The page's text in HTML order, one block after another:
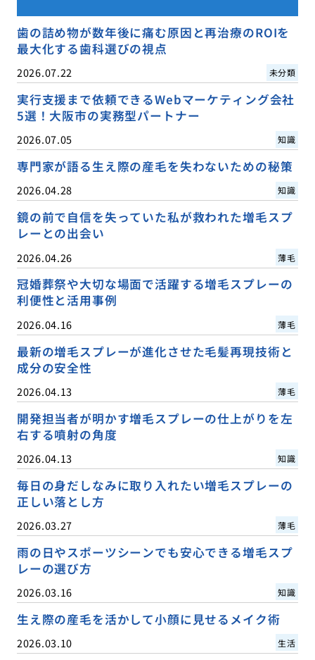
歯の詰め物が数年後に痛む原因と再治療のROIを
最大化する歯科選びの視点
2026.07.22 未分類
実行支援まで依頼できるWebマーケティング会社
5選！大阪市の実務型パートナー
2026.07.05 知識
専門家が語る生え際の産毛を失わないための秘策
2026.04.28 知識
鏡の前で自信を失っていた私が救われた増毛スプ
レーとの出会い
2026.04.26 薄毛
冠婚葬祭や大切な場面で活躍する増毛スプレーの
利便性と活用事例
2026.04.16 薄毛
最新の増毛スプレーが進化させた毛髪再現技術と
成分の安全性
2026.04.13 薄毛
開発担当者が明かす増毛スプレーの仕上がりを左
右する噴射の角度
2026.04.13 知識
毎日の身だしなみに取り入れたい増毛スプレーの
正しい落とし方
2026.03.27 薄毛
雨の日やスポーツシーンでも安心できる増毛スプ
レーの選び方
2026.03.16 知識
生え際の産毛を活かして小顔に見せるメイク術
2026.03.10 生活